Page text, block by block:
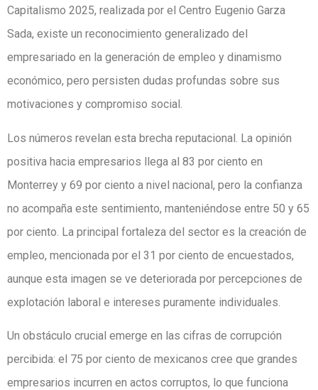
Capitalismo 2025, realizada por el Centro Eugenio Garza
Sada, existe un reconocimiento generalizado del
empresariado en la generación de empleo y dinamismo
económico, pero persisten dudas profundas sobre sus
motivaciones y compromiso social.
Los números revelan esta brecha reputacional. La opinión
positiva hacia empresarios llega al 83 por ciento en
Monterrey y 69 por ciento a nivel nacional, pero la confianza
no acompaña este sentimiento, manteniéndose entre 50 y 65
por ciento. La principal fortaleza del sector es la creación de
empleo, mencionada por el 31 por ciento de encuestados,
aunque esta imagen se ve deteriorada por percepciones de
explotación laboral e intereses puramente individuales.
Un obstáculo crucial emerge en las cifras de corrupción
percibida: el 75 por ciento de mexicanos cree que grandes
empresarios incurren en actos corruptos, lo que funciona